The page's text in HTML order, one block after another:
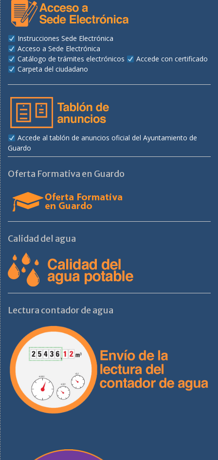
Instrucciones Sede Electrónica
Acceso a Sede Electrónica
Catálogo de trámites electrónicos
Accede con certificado
Carpeta del ciudadano
Accede al tablón de anuncios oficial del Ayuntamiento de
Guardo
Oferta Formativa en Guardo
Calidad del agua
Lectura contador de agua